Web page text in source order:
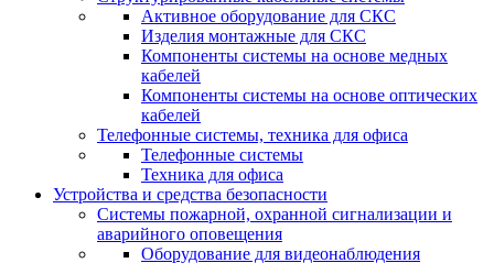
Активное оборудование для СКС
Изделия монтажные для СКС
Компоненты системы на основе медных
кабелей
Компоненты системы на основе оптических
кабелей
Телефонные системы, техника для офиса
Телефонные системы
Техника для офиса
Устройства и средства безопасности
Системы пожарной, охранной сигнализации и
аварийного оповещения
Оборудование для видеонаблюдения